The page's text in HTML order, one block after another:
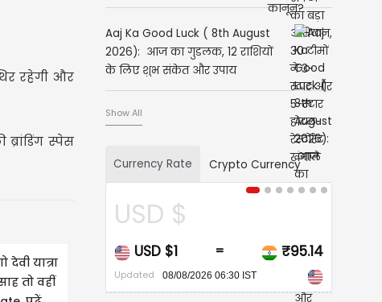
रहेगी और
स्पेस
यात्रा
तो वहीं
Aaj Ka Good Luck ( 8th August
2026): आज का गुडलक, 12 राशियों
के लिए शुभ संकेत और उपाय
Show All
Currency Rate Crypto Currency
$1 ₹95.14
08/08/2026 06:30 IST
CAD $1 =
Updated 08/08/2026 06:30 IST